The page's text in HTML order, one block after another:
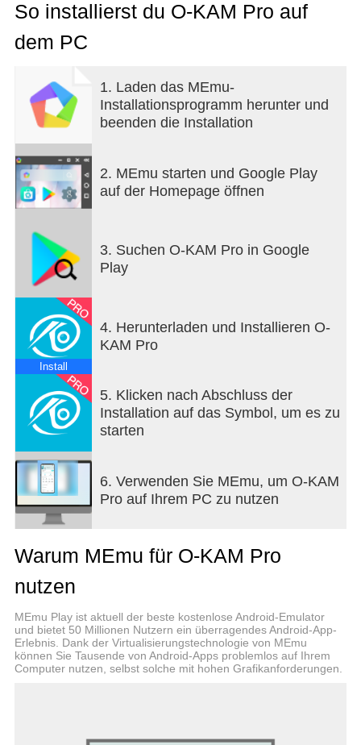
So installierst du O-KAM Pro auf
dem PC
1. Laden das MEmu-
Installationsprogramm herunter und
beenden die Installation
2. MEmu starten und Google Play
auf der Homepage öffnen
3. Suchen O-KAM Pro in Google
Play
Install
4. Herunterladen und Installieren O-
KAM Pro
5. Klicken nach Abschluss der
Installation auf das Symbol, um es zu
starten
6. Verwenden Sie MEmu, um O-KAM
Pro auf Ihrem PC zu nutzen
Warum MEmu für O-KAM Pro
nutzen
MEmu Play ist aktuell der beste kostenlose Android-Emulator
und bietet 50 Millionen Nutzern ein überragendes Android-App-
Erlebnis. Dank der Virtualisierungstechnologie von MEmu
können Sie Tausende von Android-Apps problemlos auf Ihrem
Computer nutzen, selbst solche mit hohen Grafikanforderungen.